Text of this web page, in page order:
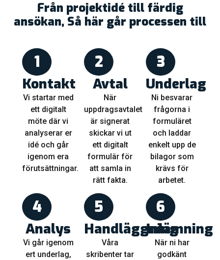
Från projektidé till färdig
ansökan, Så här går processen till
1
Kontakt
Vi startar med
ett digitalt
möte där vi
analyserar er
idé och går
igenom era
förutsättningar.
2
Avtal
När
uppdragsavtalet
är signerat
skickar vi ut
ett digitalt
formulär för
att samla in
rätt fakta.
3
Underlag
Ni besvarar
frågorna i
formuläret
och laddar
enkelt upp de
bilagor som
krävs för
arbetet.
4
Analys
Vi går igenom
ert underlag,
5
Handläggning
Våra
skribenter tar
6
Inlämning
När ni har
godkänt